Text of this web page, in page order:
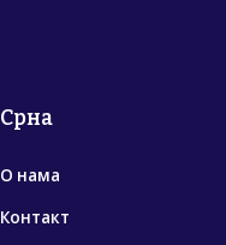
Срна
О нама
Контакт